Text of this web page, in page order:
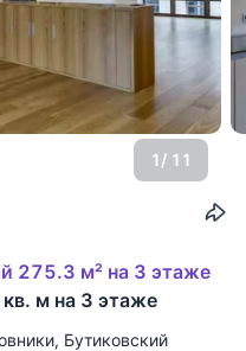
1/ 11
275.3 м² на 3 этаже
м на 3 этаже
, Бутиковский